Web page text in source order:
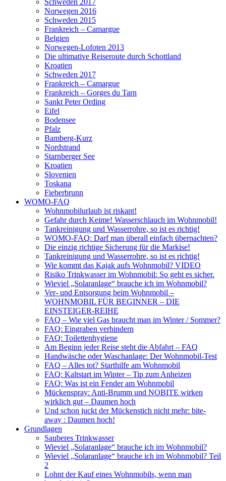
Norwegen 2016
Schweden 2015
Frankreich – Camargue
Belgien
Norwegen-Lofoten 2013
Die ultimative Reiseroute durch Schottland
Kroatien
Schweden 2017
Frankreich – Camargue
Frankreich – Gorges du Tarn
Sankt Peter Ording
Eifel
Bodensee
Pfalz
Bamberg-Kurz
Nordstrand
Starnberger See
Kroatien
Slovenien
Toskana
Fieberbrunn
WOMO-FAQ
Wohnmobilurlaub ist riskant!
Gefahr durch Keime! Wasserschlauch im Wohnmobil!
Tankreinigung und Wasserrohre, so ist es richtig!
WOMO-FAQ: Darf man überall einfach übernachten?
Die einzig richtige Sicherung für die Markise!
Tankreinigung und Wasserrohre, so ist es richtig!
Wie kommt das Kajak aufs Wohnmobil? VIDEO
Risiko Trinkwasser im Wohnmobil: So geht es sicher.
Wieviel „Solaranlage“ brauche ich im Wohnmobil?
Ver- und Entsorgung beim Wohnmobil –
WOHNMOBIL FÜR BEGINNER – DIE
EINSTEIGER-REIHE
FAQ – Wie viel Gas braucht man im Winter / Sommer?
FAQ: Eingraben verhindern
FAQ: Toilettenhygiene
Am Beginn jeder Reise steht die Abfahrt – FAQ
Handwäsche oder Waschanlage: Der Wohnmobil-Test
FAQ – Alles tot? Starthilfe am Wohnmobil
FAQ: Kaltstart im Winter – Tip zum Anheizen
FAQ: Was ist ein Fender am Wohnmobil
Mückenspray: Anti-Brumm und NOBITE wirken
wirklich gut – Daumen hoch
Und schon juckt der Mückenstich nicht mehr: bite-
away : Daumen hoch!
Grundlagen
Sauberes Trinkwasser
Wieviel „Solaranlage“ brauche ich im Wohnmobil?
Wieviel „Solaranlage“ brauche ich im Wohnmobil? Teil
2
Lohnt der Kauf eines Wohnmobils, wenn man